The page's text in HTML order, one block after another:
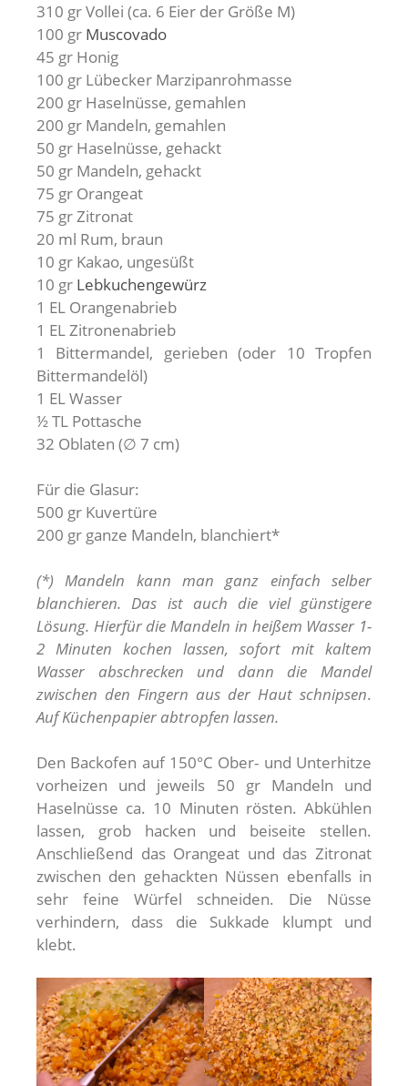
310 gr Vollei (ca. 6 Eier der Größe M)
100 gr Muscovado
45 gr Honig
100 gr Lübecker Marzipanrohmasse
200 gr Haselnüsse, gemahlen
200 gr Mandeln, gemahlen
50 gr Haselnüsse, gehackt
50 gr Mandeln, gehackt
75 gr Orangeat
75 gr Zitronat
20 ml Rum, braun
10 gr Kakao, ungesüßt
10 gr Lebkuchengewürz
1 EL Orangenabrieb
1 EL Zitronenabrieb
1 Bittermandel, gerieben (oder 10 Tropfen
Bittermandelöl)
1 EL Wasser
½ TL Pottasche
32 Oblaten (∅ 7 cm)
Für die Glasur:
500 gr Kuvertüre
200 gr ganze Mandeln, blanchiert*
(*) Mandeln kann man ganz einfach selber
blanchieren. Das ist auch die viel günstigere
Lösung. Hierfür die Mandeln in heißem Wasser 1-
2 Minuten kochen lassen, sofort mit kaltem
Wasser abschrecken und dann die Mandel
zwischen den Fingern aus der Haut schnipsen.
Auf Küchenpapier abtropfen lassen.
Den Backofen auf 150°C Ober- und Unterhitze
vorheizen und jeweils 50 gr Mandeln und
Haselnüsse ca. 10 Minuten rösten. Abkühlen
lassen, grob hacken und beiseite stellen.
Anschließend das Orangeat und das Zitronat
zwischen den gehackten Nüssen ebenfalls in
sehr feine Würfel schneiden. Die Nüsse
verhindern, dass die Sukkade klumpt und
klebt.